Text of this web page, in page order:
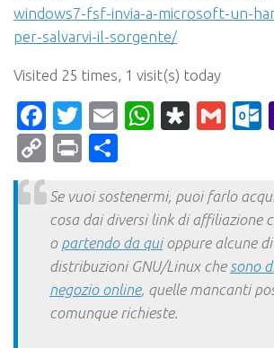
windows7-fsf-invia-a-microsoft-un-
per-salvarvi-il-sorgente/
Visited 25 times, 1 visit(s) today
Facebook
Twitter
Email
CopyPrint
Se vuoi sostenermi, puoi farlo
cosa dai diversi link di affiliazione
o partendo da quioppure alcune di
distribuzioni GNU/Linux che sono
negozio online, quelle mancanti
comunque richieste.